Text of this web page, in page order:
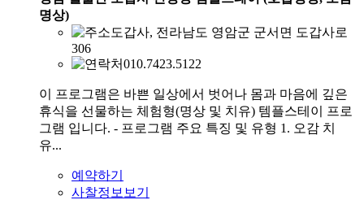
명상)
도갑사, 전라남도 영암군 군서면 도갑사로
306
010.7423.5122
이 프로그램은 바쁜 일상에서 벗어나 몸과 마음에 깊은
휴식을 선물하는 체험형(명상 및 치유) 템플스테이 프로
그램 입니다. - 프로그램 주요 특징 및 유형 1. 오감 치
유...
예약하기
사찰정보보기